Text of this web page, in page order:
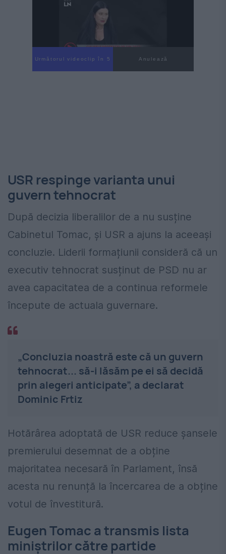
Următorul videoclip în 3 Anulează
USR respinge varianta unui
guvern tehnocrat
După decizia liberalilor de a nu susține
Cabinetul Tomac, și USR a ajuns la aceeași
concluzie. Liderii formațiunii consideră că un
executiv tehnocrat susținut de PSD nu ar
avea capacitatea de a continua reformele
începute de actuala guvernare.
„Concluzia noastră este că un guvern
tehnocrat... să-i lăsăm pe ei să decidă
prin alegeri anticipate”, a declarat
Dominic Frtiz
Hotărârea adoptată de USR reduce șansele
premierului desemnat de a obține
majoritatea necesară în Parlament, însă
acesta nu renunță la încercarea de a obține
votul de învestitură.
Eugen Tomac a transmis lista
miniștrilor către partide